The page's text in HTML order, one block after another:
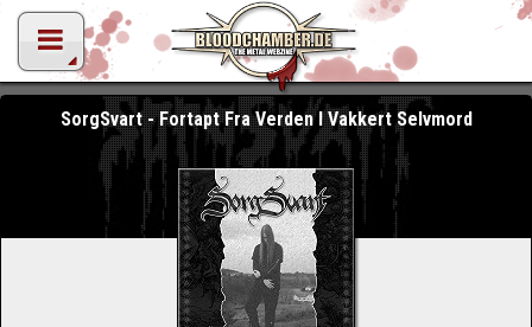
SorgSvart - Fortapt Fra Verden I Vakkert Selvmord